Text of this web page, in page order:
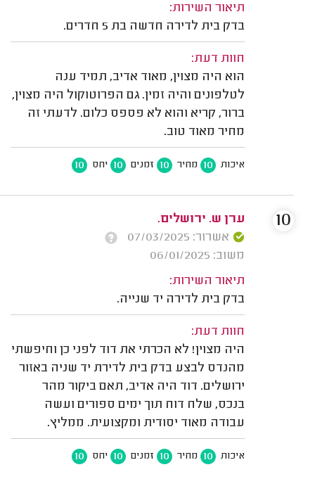
תיאור השירות:
בדק בית לדירה חדשה בת 5 חדרים.
חוות דעת:
הוא היה מצוין, מאוד אדיב, תמיד ענה
לטלפונים והיה זמין. גם הפרוטוקול היה מצוין,
ברור, קריא והוא לא פספס כלום. לדעתי זה
מחיר מאוד טוב.
איכות 10 מחיר 10 זמנים 10 יחס 10
ערן ש. ירושלים.
אשרור: 07/03/2025
משוב: 06/01/2025
תיאור השירות:
בדק בית לדירה יד שנייה.
חוות דעת:
היה מצוין! לא הכרתי את דוד לפני כן וחיפשתי
מהנדס לבצע בדק בית לדירת יד שניה באזור
ירושלים. דוד היה אדיב, תאם ביקור מהר
בנכס, שלח דוח תוך ימים ספורים ועשה
עבודה מאוד יסודית ומקצועית. ממליץ.
איכות 10 מחיר 10 זמנים 10 יחס 10
10